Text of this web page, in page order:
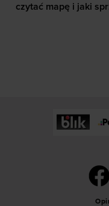
czytać mapę i jaki